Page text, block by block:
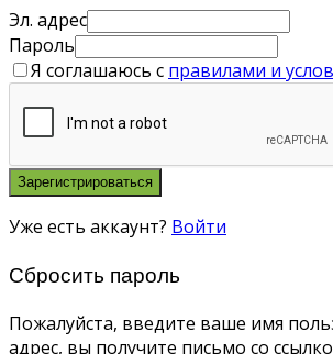
Эл. адрес
Пароль
Я соглашаюсь с правилами и
Зарегистрироваться
Уже есть аккаунт? Войти
Сбросить пароль
Пожалуйста, введите ваше имя
адрес, вы получите письмо со